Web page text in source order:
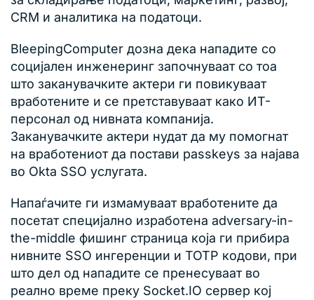
CRM и аналитика на податоци.
BleepingComputer дозна дека нападите со
социјален инженеринг започнуваат со тоа
што заканувачките актери ги повикуваат
вработените и се претставуваат како ИТ-
персонал од нивната компанија.
Заканувачките актери нудат да му помогнат
на вработениот да постави passkeys за најава
во Okta SSO услугата.
Напаѓачите ги измамуваат вработените да
посетат специјално изработена adversary-in-
the-middle фишинг страница која ги прибира
нивните SSO ингеренции и TOTP кодови, при
што дел од нападите се пренесуваат во
реално време преку Socket.IO сервер кој